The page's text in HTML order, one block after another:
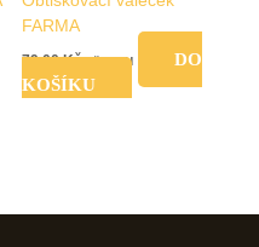
FARMA
79,00Kč vč. DPH
DO
KOŠÍKU